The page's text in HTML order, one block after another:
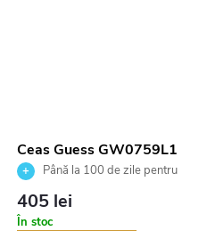
Ceas Guess GW0759L1
Până la 100 de zile pentru
returnarea bunurilor. Vânzător
autorizat
405 lei
În stoc